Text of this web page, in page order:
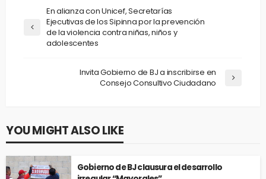
En alianza con Unicef, Secretarías
Ejecutivas de los Sipinna por la prevención
de la violencia contra niñas, niños y
adolescentes
Invita Gobierno de BJ a inscribirse en
Consejo Consultivo Ciudadano
YOU MIGHT ALSO LIKE
Gobierno de BJ clausura el desarrollo